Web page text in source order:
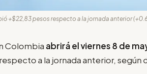
+$22,83 pesos respecto a la jornada anterior
Colombia abrirá el viernes 8 de
a la jornada anterior, según